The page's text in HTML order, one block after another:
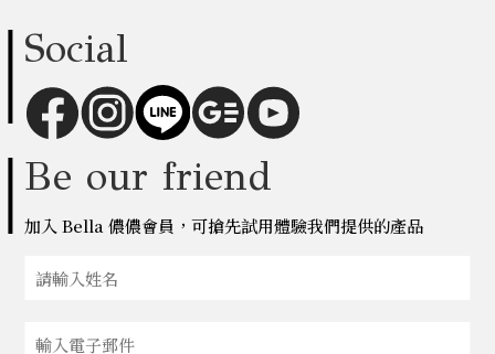
Social
Be our friend
加入 Bella 儂儂會員，可搶先試用體驗我們提供的產品